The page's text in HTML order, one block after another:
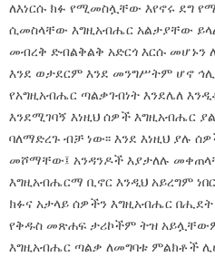
ለእነርሱ ክፉ የሚመስሏቸው እየኖሩ ደግ
ሲመስላቸው እግዚአብሔር አልታያቸው
መብረቅ ድብልቅልቅ አድርጎ እርሱ መሆኑን
እንደ ወታደርም እንደ መንግሥትም ሆኖ
የአግዚአብሔር ጣልቃገብነት እንደሌለ
እንደሚገባኝ እነዚህ ሰዎች እግዚአብሔር
ባለማድረጉ ብቻ ነው፡፡ እንደ እነዚህ ያሉ
መሾማቸው፤ አንዳንዶች እያታለሉ
እግዚአብሔርማ ቢኖር እንዲህ አይረግም ነበር
ክፉና አታላይ ሰዎችን እግዚአብሔር
የቅዱስ መጽሐፍ ታሪኮችም ትዝ
እግዚአብሔር ጣልቃ ለመግባቱ ምልክቶች